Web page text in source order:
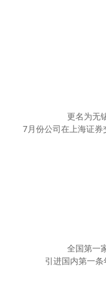
更名为无
7月份公司在上海证
全国第一
引进国内第一